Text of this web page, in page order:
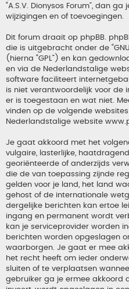
“A.S.V. Dionysos Forum”, dan
wijzigingen en of toevoegingen.
Dit forum draait op phpBB.
die is uitgebracht onder de “
(hierna “GPL”) en kan
en via de Nederlandstalige
software faciliteert
is niet verantwoordelijk voor de
er is toegestaan en wat niet.
vinden op de volgende websites
Nederlandstalige website
Je gaat akkoord met het
vulgaire, lasterlijke,
georiënteerde of anderzijds
die de van toepassing zijnde
gelden voor je land, het land
gehost of de internationale
dergelijke berichten kan ertoe
ingang en permanent wordt
kan je serviceprovider worden
berichten worden opgeslagen
waarborgen. Je gaat er mee
het recht heeft om ieder
sluiten of te verplaatsen
gebruiker ga je ermee akkoord